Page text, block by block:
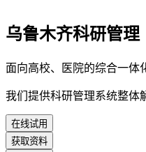
乌鲁木齐科研管理
面向高校、医院的综合一体
我们提供科研管理系统整体
在线试用
获取资料